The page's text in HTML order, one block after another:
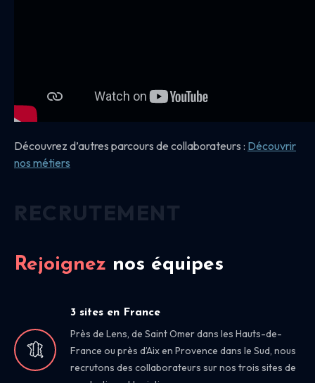
Découvrez d’autres parcours de collaborateurs : Découvrir
nos métiers
Rejoignez nos équipes
3 sites en France
Près de Lens, de Saint Omer dans les Hauts-de-
France ou près d’Aix en Provence dans le Sud, nous
recrutons des collaborateurs sur nos trois sites de
RECRUTEMENT